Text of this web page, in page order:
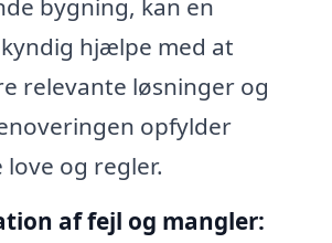
bygning, kan en
hjælpe med at
relevante løsninger og
opfylder
og regler.
af fejl og mangler: